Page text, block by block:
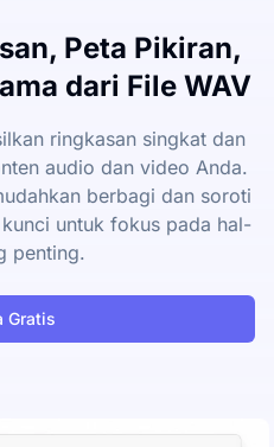
Peta Pikiran,
dari File WAV
ringkasan singkat dan
audio dan video Anda.
berbagi dan soroti
untuk fokus pada hal-
penting.
Gratis